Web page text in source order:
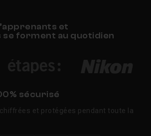
et
se forment au quotidien
sécurisé
et protégées pendant toute la